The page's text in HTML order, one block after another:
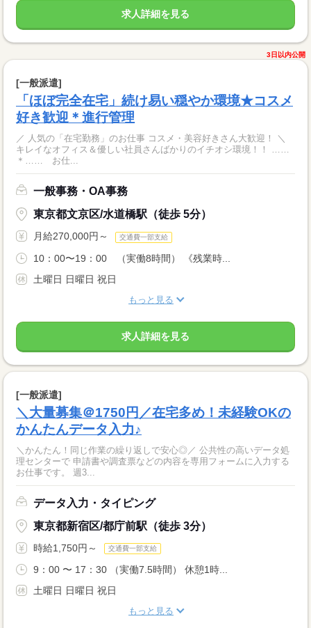
求人詳細を見る
3日以内公開
[一般派遣]
「ほぼ完全在宅」続け易い穏やか環境★コスメ
好き歓迎＊進行管理
／ 人気の「在宅勤務」のお仕事 コスメ・美容好きさん大歓迎！ ＼
キレイなオフィス＆優しい社員さんばかりのイチオシ環境！！ ……
＊…… お仕...
一般事務・OA事務
東京都文京区/水道橋駅（徒歩 5分）
月給270,000円～ 交通費一部支給
10：00〜19：00 （実働8時間） 《残業時...
土曜日 日曜日 祝日
もっと見る
求人詳細を見る
[一般派遣]
＼大量募集＠1750円／在宅多め！未経験OKの
かんたんデータ入力♪
＼かんたん！同じ作業の繰り返しで安心◎／ 公共性の高いデータ処
理センターで 申請書や調査票などの内容を専用フォームに入力する
お仕事です。 週3...
データ入力・タイピング
東京都新宿区/都庁前駅（徒歩 3分）
時給1,750円～ 交通費一部支給
9：00 〜 17：30 （実働7.5時間） 休憩1時...
土曜日 日曜日 祝日
もっと見る